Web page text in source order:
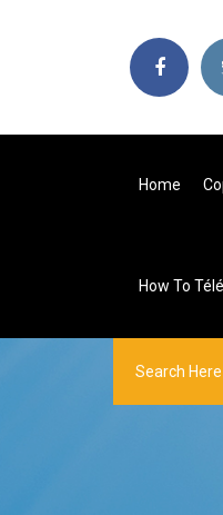
Home
How To